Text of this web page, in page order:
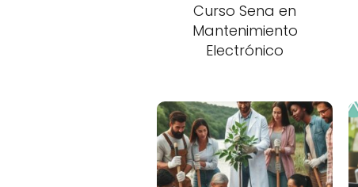
Curso Sena en
Mantenimiento
Electrónico